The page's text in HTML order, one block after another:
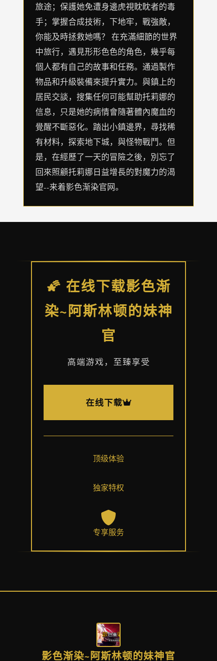
旅途；保護她免遭身邊虎視眈眈者的毒
手；掌握合成技術，下地牢，戰強敵，
你能及時拯救她嗎？ 在充滿細節的世界
中旅行，遇見形形色色的角色，幾乎每
個人都有自己的故事和任務。通過製作
物品和升級裝備來提升實力。與鎮上的
居民交談，搜集任何可能幫助托莉娜的
信息，只是她的病情會隨著體內魔血的
覺醒不斷惡化。踏出小鎮邊界，尋找稀
有材料，探索地下城，與怪物戰鬥。但
是，在經歷了一天的冒險之後，別忘了
回來照顧托莉娜日益增長的對魔力的渴
望--来着影色渐染官网。
🌠 在线下载影色渐
染~阿斯林顿的妹神
官
高端游戏，至臻享受
在线下载
顶级体验
独家特权
专享服务
影色渐染~阿斯林顿的妹神官